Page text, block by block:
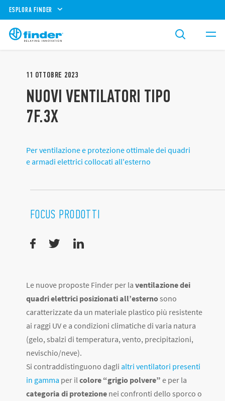
ESPLORA FINDER
11 OTTOBRE 2023
NUOVI VENTILATORI TIPO
7F.3X
Per ventilazione e protezione ottimale dei quadri
e armadi elettrici collocati all'esterno
FOCUS PRODOTTI
Le nuove proposte Finder per la ventilazione dei
quadri elettrici posizionati all’esternosono
caratterizzate da un materiale plastico più resistente
ai raggi UV e a condizioni climatiche di varia natura
(gelo, sbalzi di temperatura, vento, precipitazioni,
nevischio/neve).
Si contraddistinguono dagli altri ventilatori presenti
in gamma per ilcolore “grigio polvere” e per la
categoria di protezione nei confronti dello sporco o